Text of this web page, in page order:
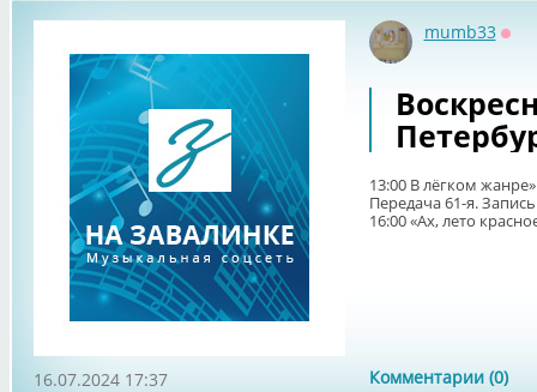
mumb33
13:00 В лёгком
Передача 61-я.
16:00 «Ах, лето
Комментарии (0)
16.07.2024 17:37